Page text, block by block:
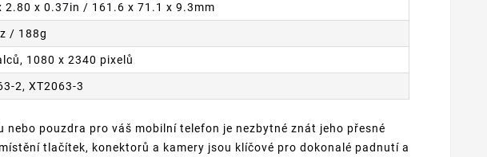
2.80 x 0.37in / 161.6 x 71.1 x 9.3mm
/ 188g
1080 x 2340 pixelů
2, XT2063-3
nebo pouzdra pro váš mobilní telefon je nezbytné znát jeho přesné
tlačítek, konektorů a kamery jsou klíčové pro dokonalé padnutí a